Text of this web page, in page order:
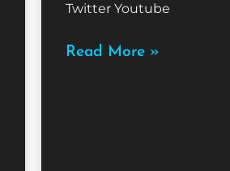
Twitter Youtube
Read More »